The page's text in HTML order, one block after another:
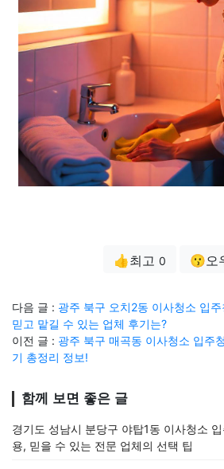
👍최고 0 😗오
다음 글 : 광주 북구 오치2동 이사청소 입
믿고 맡길 수 있는 업체 후기는?
이전 글 : 광주 북구 매곡동 이사청소 입주
기 총정리 정보!
함께 보면 좋은 글
경기도 성남시 분당구 야탑1동 이사청소
용, 믿을 수 있는 전문 업체의 선택 팁